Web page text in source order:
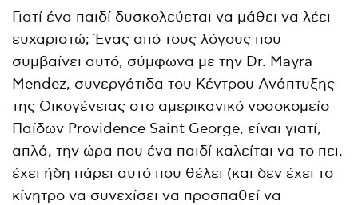
Γιατί ένα παιδί δυσκολεύεται να μάθει να λέει
ευχαριστώ; Ένας από τους λόγους που
συμβαίνει αυτό, σύμφωνα με την Dr. Mayra
Mendez, συνεργάτιδα του Κέντρου Ανάπτυξης
της Οικογένειας στο αμερικανικό νοσοκομείο
Παίδων Providence Saint George, είναι γιατί,
απλά, την ώρα που ένα παιδί καλείται να το πει,
έχει ήδη πάρει αυτό που θέλει (και δεν έχει το
κίνητρο να συνεχίσει να προσπαθεί να